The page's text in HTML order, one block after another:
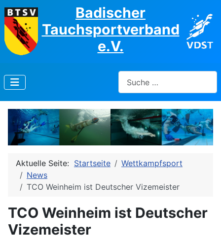
Badischer
Tauchsportverband
e.V.
Aktuelle Seite: Startseite
Wettkampfsport
News
TCO Weinheim ist Deutscher Vizemeister
TCO Weinheim ist Deutscher
Vizemeister